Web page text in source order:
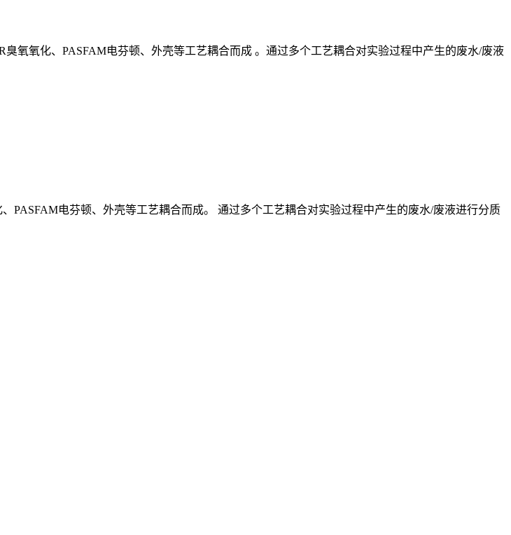
氧氧化、PASFAM电芬顿、外壳等工艺耦合而成 。通过多个工艺耦合对实验过程中产生的废水/废液
PASFAM电芬顿、外壳等工艺耦合而成。 通过多个工艺耦合对实验过程中产生的废水/废液进行分质